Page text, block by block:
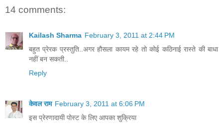
14 comments:
Kailash Sharma February 3, 2011 at 2:44 PM
बहुत प्रेरक प्रस्तुति..अगर हौसला कायम रहे तो कोई कठिनाई रास्ते की बाधा
नहीं बन सकती..
Reply
केवल राम February 3, 2011 at 6:06 PM
इस प्रेरणादायी पोस्ट के लिए आपका शुक्रिया